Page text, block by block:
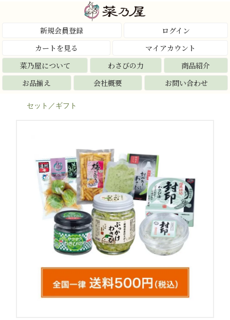
新規会員登録
ログイン
カートを見る
マイアカウント
菜乃屋について
わさびの力
商品紹介
お品揃え
会社概要 お問い合わせ
セット／ギフト